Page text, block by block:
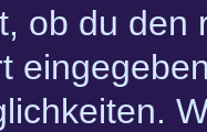
ob du den